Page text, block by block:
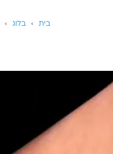
בית › בלוג ›